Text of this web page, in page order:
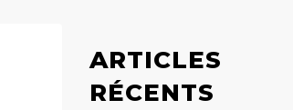
ARTICLES
RÉCENTS